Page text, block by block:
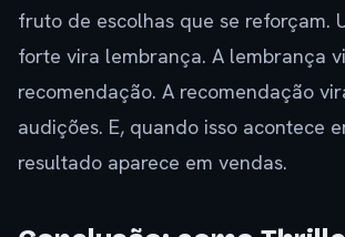
fruto de escolhas que se reforçam.
forte vira lembrança. A lembrança
recomendação. A recomendação
audições. E, quando isso acontece
resultado aparece em vendas.